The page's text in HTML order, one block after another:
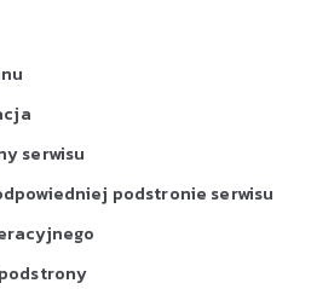
serwisu
podstronie serwisu